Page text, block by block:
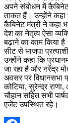
अपने संबोधन में कैबिनेट
ताकत हैं। उन्होंने कहा
कैबिनेट मंत्री ने कहा
देश का नेतृत्व ऐसा
बढ़ाने का काम किया
सीट से भाजपा
उन्होंने कहा कि
जा रहा है और नरेंद्र
अवसर पर विधानसभा
कोटिया, सुरेन्द्र राणा,
चौहान सहित सभी
एजेंट उपस्थित रहे।